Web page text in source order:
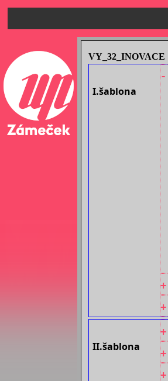
VY_32_INOVACE
I.šablona
-
+
+
II.šablona
+
+
+